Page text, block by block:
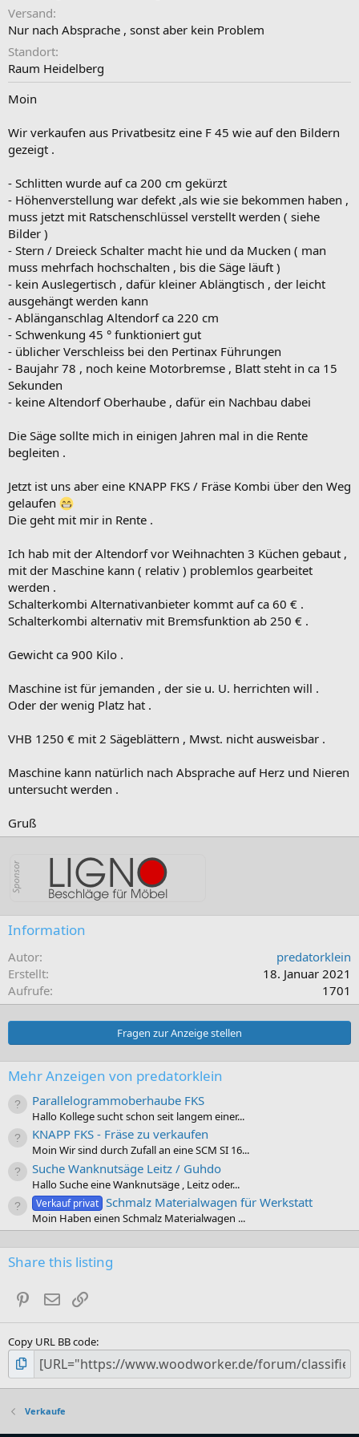
Versand
Nur nach Absprache , sonst aber kein Problem
Standort
Raum Heidelberg
Moin
Wir verkaufen aus Privatbesitz eine F 45 wie auf den Bildern
gezeigt .
- Schlitten wurde auf ca 200 cm gekürzt
- Höhenverstellung war defekt ,als wie sie bekommen haben ,
muss jetzt mit Ratschenschlüssel verstellt werden ( siehe
Bilder )
- Stern / Dreieck Schalter macht hie und da Mucken ( man
muss mehrfach hochschalten , bis die Säge läuft )
- kein Auslegertisch , dafür kleiner Ablängtisch , der leicht
ausgehängt werden kann
- Ablänganschlag Altendorf ca 220 cm
- Schwenkung 45 ° funktioniert gut
- üblicher Verschleiss bei den Pertinax Führungen
- Baujahr 78 , noch keine Motorbremse , Blatt steht in ca 15
Sekunden
- keine Altendorf Oberhaube , dafür ein Nachbau dabei
Die Säge sollte mich in einigen Jahren mal in die Rente
begleiten .
Jetzt ist uns aber eine KNAPP FKS / Fräse Kombi über den Weg
gelaufen
Die geht mit mir in Rente .
Ich hab mit der Altendorf vor Weihnachten 3 Küchen gebaut ,
mit der Maschine kann ( relativ ) problemlos gearbeitet
werden .
Schalterkombi Alternativanbieter kommt auf ca 60 € .
Schalterkombi alternativ mit Bremsfunktion ab 250 € .
Gewicht ca 900 Kilo .
Maschine ist für jemanden , der sie u. U. herrichten will .
Oder der wenig Platz hat .
VHB 1250 € mit 2 Sägeblättern , Mwst. nicht ausweisbar .
Maschine kann natürlich nach Absprache auf Herz und Nieren
untersucht werden .
Gruß
Information
Autor
predatorklein
Erstellt
18. Januar 2021
Aufrufe
1701
Fragen zur Anzeige stellen
Mehr Anzeigen von predatorklein
Parallelogrammoberhaube FKS
Hallo Kollege sucht schon seit langem einer...
KNAPP FKS - Fräse zu verkaufen
Moin Wir sind durch Zufall an eine SCM SI 16...
Suche Wanknutsäge Leitz / Guhdo
Hallo Suche eine Wanknutsäge , Leitz oder...
Verkauf privat Schmalz Materialwagen für Werkstatt
Moin Haben einen Schmalz Materialwagen ...
Share this listing
Pinterest
E-Mail
Copy URL BB code
Verkaufe